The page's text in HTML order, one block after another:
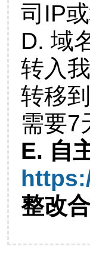
司IP
D. 域
转入
转移
需要7
E. 自
整改